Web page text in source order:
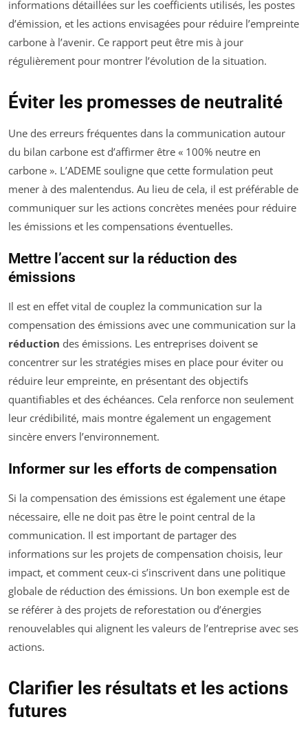
informations détaillées sur les coefficients utilisés, les postes
d’émission, et les actions envisagées pour réduire l’empreinte
carbone à l’avenir. Ce rapport peut être mis à jour
régulièrement pour montrer l’évolution de la situation.
Éviter les promesses de neutralité
Une des erreurs fréquentes dans la communication autour
du bilan carbone est d’affirmer être « 100% neutre en
carbone ». L’ADEME souligne que cette formulation peut
mener à des malentendus. Au lieu de cela, il est préférable de
communiquer sur les actions concrètes menées pour réduire
les émissions et les compensations éventuelles.
Mettre l’accent sur la réduction des
émissions
Il est en effet vital de couplez la communication sur la
compensation des émissions avec une communication sur la
réduction des émissions. Les entreprises doivent se
concentrer sur les stratégies mises en place pour éviter ou
réduire leur empreinte, en présentant des objectifs
quantifiables et des échéances. Cela renforce non seulement
leur crédibilité, mais montre également un engagement
sincère envers l’environnement.
Informer sur les efforts de compensation
Si la compensation des émissions est également une étape
nécessaire, elle ne doit pas être le point central de la
communication. Il est important de partager des
informations sur les projets de compensation choisis, leur
impact, et comment ceux-ci s’inscrivent dans une politique
globale de réduction des émissions. Un bon exemple est de
se référer à des projets de reforestation ou d’énergies
renouvelables qui alignent les valeurs de l’entreprise avec ses
actions.
Clarifier les résultats et les actions
futures